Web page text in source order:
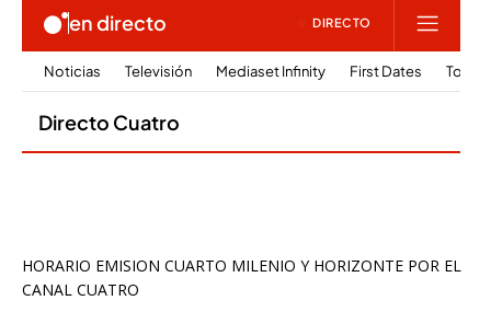
HORARIO EMISION CUARTO MILENIO Y HORIZONTE POR EL
CANAL CUATRO